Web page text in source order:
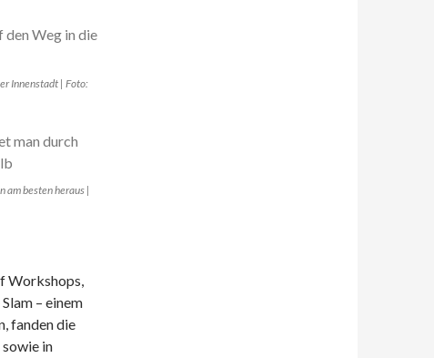
Innenstadt | Foto:
am besten heraus |
Workshops,
– einem
fanden die
in